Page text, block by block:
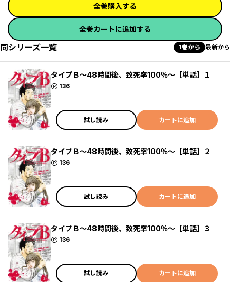
全巻購入する
全巻カートに追加する
同シリーズ一覧 1巻から 最新から
タイプＢ～48時間後、致死率100％～【単話】１
136
ポイント
試し読み カートに追加
タイプＢ～48時間後、致死率100％～【単話】２
136
ポイント
試し読み カートに追加
タイプＢ～48時間後、致死率100％～【単話】３
136
ポイント
試し読み カートに追加